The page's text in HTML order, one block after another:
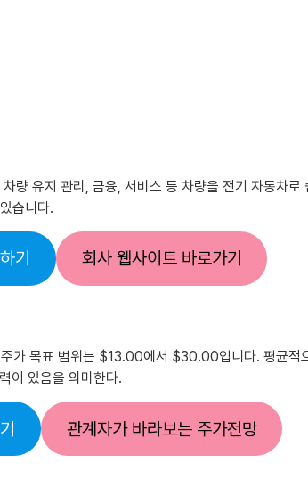
량 유지 관리, 금융, 서비스 등 차량을 전기 자동차
습니다.
기 회사 웹사이트 바로가기
가 목표 범위는 $13.00에서 $30.00입니다. 평균적
이 있음을 의미한다.
관계자가 바라보는 주가전망